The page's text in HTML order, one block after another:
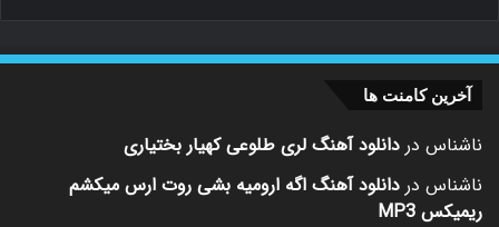
آخرین کامنت ها
ناشناس در دانلود آهنگ لری طلوعی کهیار بختیاری
ناشناس در دانلود آهنگ اگه ارومیه بشی روت ارس میکشم
ریمیکس MP3